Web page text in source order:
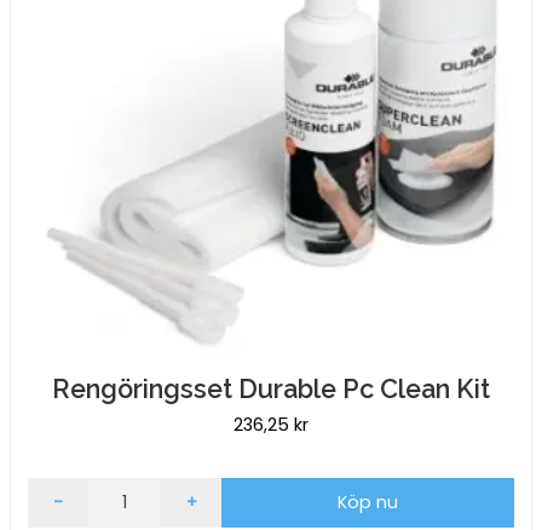
Rengöringsset Durable Pc Clean Kit
236,25 kr
Rengöringsset
- + Köp nu